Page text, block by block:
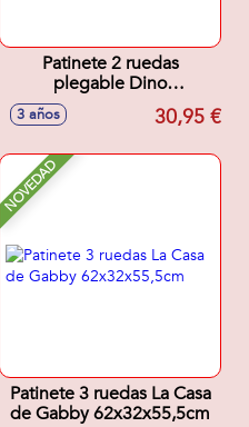
Patinete 2 ruedas
plegable Dino
76,5x26,5x61cm
3 años 30,95 €
NOVEDAD
Patinete 3 ruedas La Casa
de Gabby 62x32x55,5cm